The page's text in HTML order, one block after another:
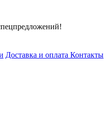
Доставка и оплата Контакты